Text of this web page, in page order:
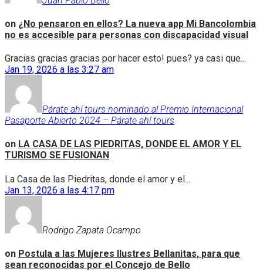
on ¿No pensaron en ellos? La nueva app Mi Bancolombia
no es accesible para personas con discapacidad visual
Gracias gracias gracias por hacer esto! pues? ya casi que...
Jan 19, 2026 a las 3:27 am
Párate ahí tours nominado al Premio Internacional
Pasaporte Abierto 2024 – Párate ahí tours
on LA CASA DE LAS PIEDRITAS, DONDE EL AMOR Y EL
TURISMO SE FUSIONAN
La Casa de las Piedritas, donde el amor y el...
Jan 13, 2026 a las 4:17 pm
Rodrigo Zapata Ocampo
on Postula a las Mujeres Ilustres Bellanitas, para que
sean reconocidas por el Concejo de Bello